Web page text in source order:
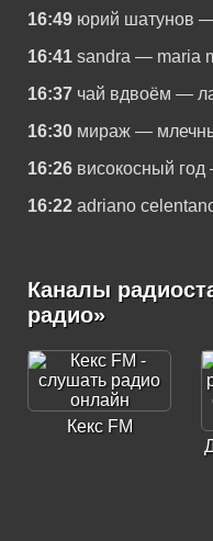
16:49 юрий шатунов —
16:41 sandra — maria
16:37 чай вдвоём —
16:30 мираж —
16:26 високосный год
16:22 adriano
Каналы
радио»
Кекс FM